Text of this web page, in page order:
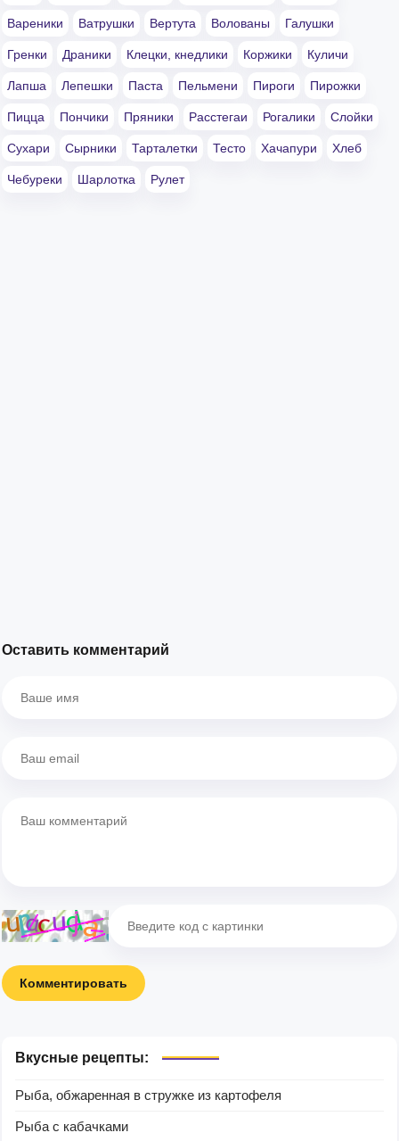
Вареники Ватрушки Вертута Волованы Галушки
Гренки Драники Клецки, кнедлики Коржики Куличи
Лапша Лепешки Паста Пельмени Пироги Пирожки
Пицца Пончики Пряники Расстегаи Рогалики Слойки
Сухари Сырники Тарталетки Тесто Хачапури Хлеб
Чебуреки Шарлотка Рулет
Оставить комментарий
Комментировать
Вкусные рецепты:
Рыба, обжаренная в стружке из картофеля
Рыба с кабачками